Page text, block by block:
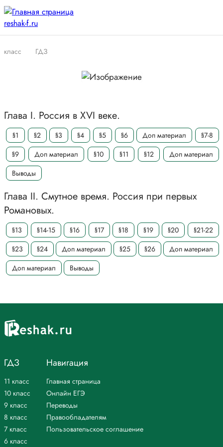
класс ГДЗ
Глава I. Россия в XVI веке.
§1 §2 §3 §4 §5 §6 Доп материал
§7-8
§9
Доп материал §10 §11 §12
Доп материал
Выводы
Глава II. Смутное время. Россия при первых
Романовых.
§13 §14-15 §16 §17 §18 §19 §20
§21-22
§23
§24 Доп материал §25 §26
Доп материал
Доп материал
Выводы
ГДЗ
11 класс
10 класс
9 класс
8 класс
7 класс
6 класс
Навигация
Главная страница
Онлайн ЕГЭ
Переводы
Правообладателям
Пользовательское соглашение